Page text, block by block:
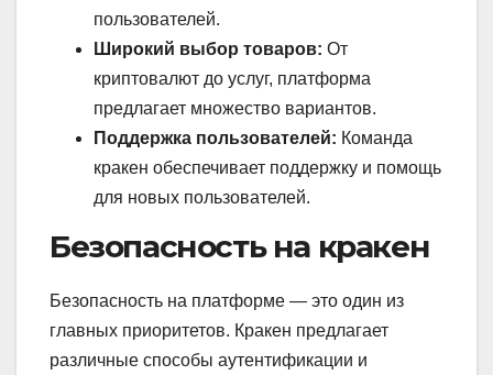
пользователей.
Широкий выбор товаров: От
криптовалют до услуг, платформа
предлагает множество вариантов.
Поддержка пользователей: Команда
кракен обеспечивает поддержку и помощь
для новых пользователей.
Безопасность на кракен
Безопасность на платформе — это один из
главных приоритетов. Кракен предлагает
различные способы аутентификации и